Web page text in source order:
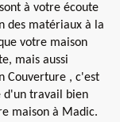
à votre écoute
des matériaux à la
votre maison
mais aussi
Couverture , c'est
d'un travail bien
maison à Madic.